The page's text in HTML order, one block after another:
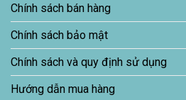
Chính sách bán hàng
Chính sách bảo mật
Chính sách và quy định sử dụng
Hướng dẫn mua hàng